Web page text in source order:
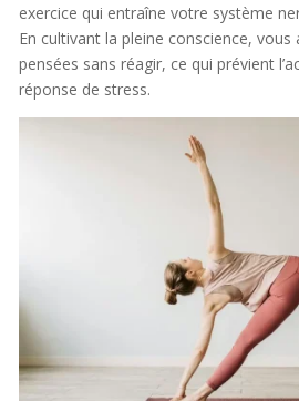
exercice qui entraîne votre système
En cultivant la pleine conscience,
pensées sans réagir, ce qui prévient
réponse de stress.